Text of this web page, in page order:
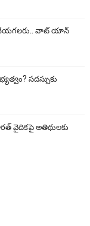
చేయగలరు.. వాట్ యాన్
సదస్సుకు
వైదికపై అతిథులకు